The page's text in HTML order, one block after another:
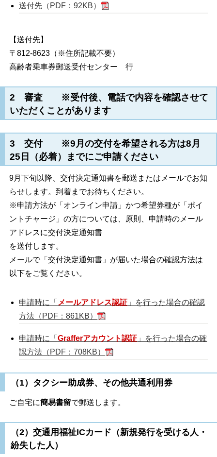
送付先（PDF：92KB）
【送付先】
〒812-8623（※住所記載不要）
高齢者乗車券郵送受付センター 行
2 審査 ※受付後、電話で内容を確認させて
いただくことがあります
3 交付 ※9月の交付を希望される方は8月
25日（必着）までにご申請ください
9月下旬以降、交付決定通知書を郵送またはメールでお知
らせします。到着までお待ちください。
※申請方法が「オンライン申請」かつ希望券種が「ポイ
ントチャージ」の方については、原則、申請時のメール
アドレスに交付決定通知書
を送付します。
メールで「交付決定通知書」が届いた場合の確認方法は
以下をご覧ください。
申請時に「 メールアドレス認証 」を行った場合の確認
方法（PDF：861KB）
申請時に「Grafferアカウント認証 」を行った場合の確
認方法（PDF：708KB）
（1）タクシー助成券、その他共通利用券
ご自宅に簡易書留で郵送します。
（2）交通用福祉ICカード（新規発行を受ける人・
紛失した人）